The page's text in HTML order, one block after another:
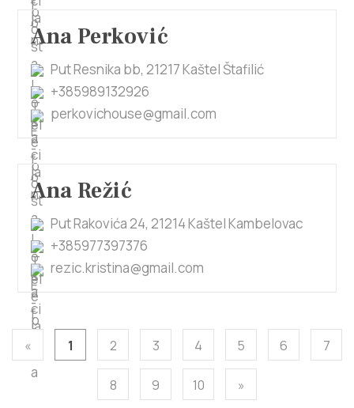
Ana Perković
Put Resnika bb, 21217 Kaštel Štafilić
+385989132926
perkovichouse@gmail.com
Ana Režić
Put Rakovića 24, 21214 Kaštel Kambelovac
+385977397376
rezic.kristina@gmail.com
« 1 2 3 4 5 6 7
8 9 10 »